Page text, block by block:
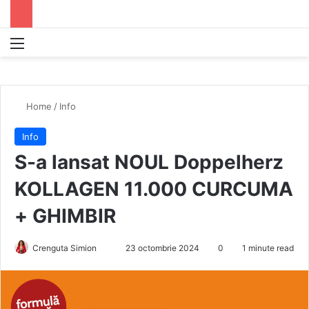
Home / Info
Info
S-a lansat NOUL Doppelherz
KOLLAGEN 11.000 CURCUMA
+ GHIMBIR
Crenguta Simion 23 octombrie 2024 0 1 minute read